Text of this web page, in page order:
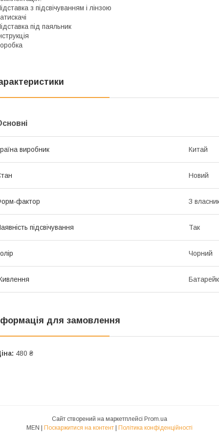
з підсвічуванням і лінзою
під паяльник
виробник Китай
Новий
фактор З
підсвічування Так
Чорний
для замовлення
480 ₴
Сайт створений на маркетплейсі Prom.ua
MEN | Поскаржитися на контент | Політика конфіденційності